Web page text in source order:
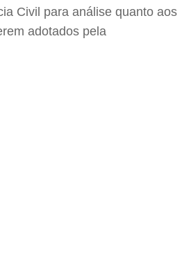
Civil para análise quanto aos
adotados pela